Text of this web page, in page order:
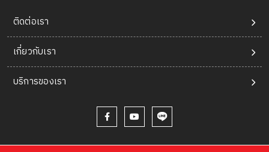
ติดต่อเรา
เกี่ยวกับเรา
บริการของเรา